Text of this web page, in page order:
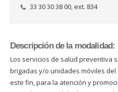
33 30 30 38 00, ext. 834
Descripción de la modalidad:
Los servicios de salud preventiva
brigadas y/o unidades móviles
este fin, para la atención y